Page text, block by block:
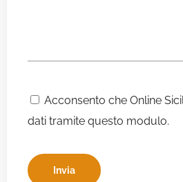
Acconsento che Online
dati tramite questo modulo.